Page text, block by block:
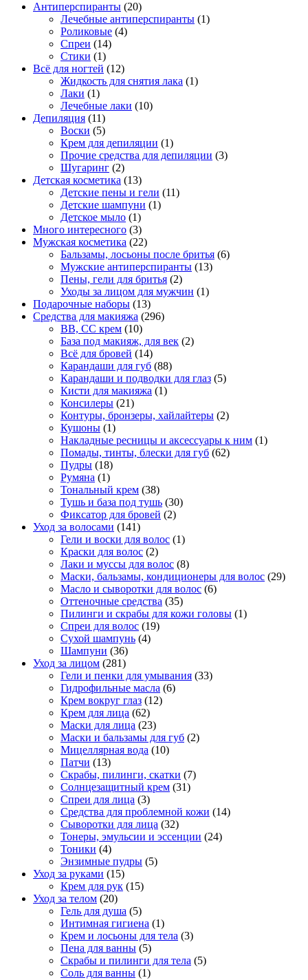
Антиперспиранты (20)
Лечебные антиперспиранты (1)
Роликовые (4)
Спреи (14)
Стики (1)
Всё для ногтей (12)
Жидкость для снятия лака (1)
Лаки (1)
Лечебные лаки (10)
Депиляция (11)
Воски (5)
Крем для депиляции (1)
Прочие средства для депиляции (3)
Шугаринг (2)
Детская косметика (13)
Детские пены и гели (11)
Детские шампуни (1)
Детское мыло (1)
Много интересного (3)
Мужская косметика (22)
Бальзамы, лосьоны после бритья (6)
Мужские антиперспиранты (13)
Пены, гели для бритья (2)
Уходы за лицом для мужчин (1)
Подарочные наборы (13)
Средства для макияжа (296)
BB, CC крем (10)
База под макияж, для век (2)
Всё для бровей (14)
Карандаши для губ (88)
Карандаши и подводки для глаз (5)
Кисти для макияжа (1)
Консилеры (21)
Контуры, бронзеры, хайлайтеры (2)
Кушоны (1)
Накладные ресницы и аксессуары к ним (1)
Помады, тинты, блески для губ (62)
Пудры (18)
Румяна (1)
Тональный крем (38)
Тушь и база под тушь (30)
Фиксатор для бровей (2)
Уход за волосами (141)
Гели и воски для волос (1)
Краски для волос (2)
Лаки и муссы для волос (8)
Маски, бальзамы, кондиционеры для волос (29)
Масло и сыворотки для волос (6)
Оттеночные средства (35)
Пилинги и скрабы для кожи головы (1)
Спреи для волос (19)
Сухой шампунь (4)
Шампуни (36)
Уход за лицом (281)
Гели и пенки для умывания (33)
Гидрофильные масла (6)
Крем вокруг глаз (12)
Крем для лица (62)
Маски для лица (23)
Маски и бальзамы для губ (2)
Мицеллярная вода (10)
Патчи (13)
Скрабы, пилинги, скатки (7)
Солнцезащитный крем (31)
Спреи для лица (3)
Средства для проблемной кожи (14)
Сыворотки для лица (32)
Тонеры, эмульсии и эссенции (24)
Тоники (4)
Энзимные пудры (5)
Уход за руками (15)
Крем для рук (15)
Уход за телом (20)
Гель для душа (5)
Интимная гигиена (1)
Крем и лосьоны для тела (3)
Пена для ванны (5)
Скрабы и пилинги для тела (5)
Соль для ванны (1)